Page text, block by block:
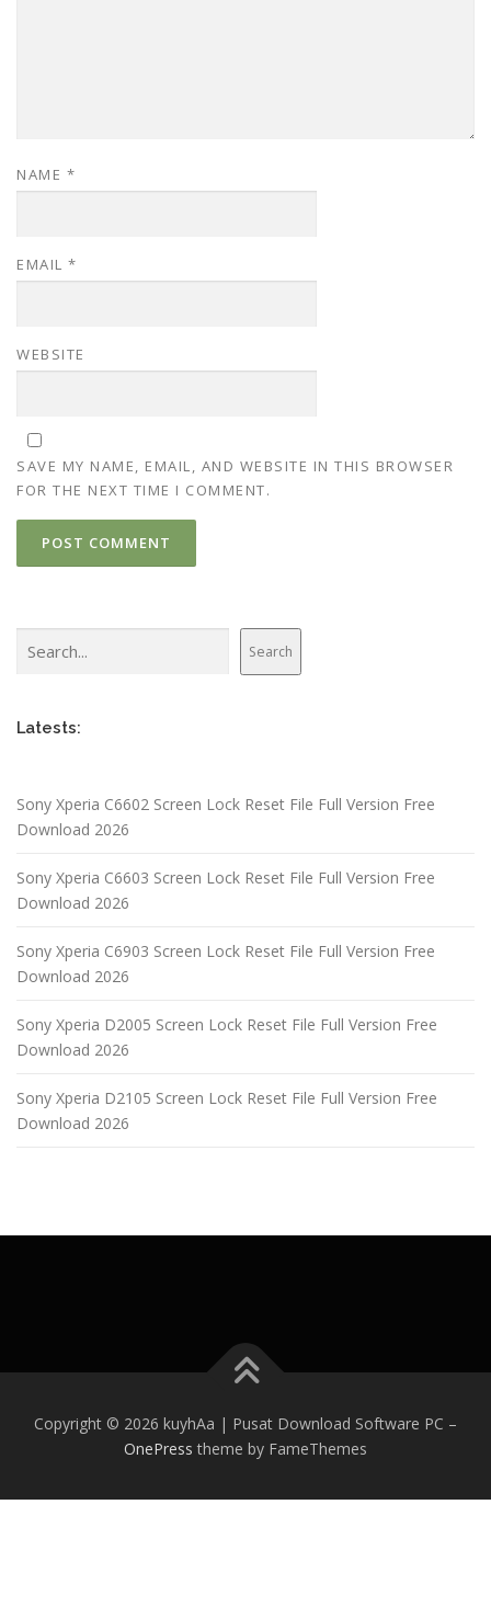
NAME *
EMAIL *
WEBSITE
SAVE MY NAME, EMAIL, AND WEBSITE IN THIS BROWSER
FOR THE NEXT TIME I COMMENT.
Search
Latests:
Sony Xperia C6602 Screen Lock Reset File Full Version Free
Download 2026
Sony Xperia C6603 Screen Lock Reset File Full Version Free
Download 2026
Sony Xperia C6903 Screen Lock Reset File Full Version Free
Download 2026
Sony Xperia D2005 Screen Lock Reset File Full Version Free
Download 2026
Sony Xperia D2105 Screen Lock Reset File Full Version Free
Download 2026
Copyright © 2026 kuyhAa | Pusat Download Software PC –
OnePress theme by FameThemes